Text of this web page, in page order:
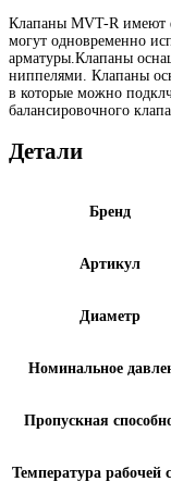
Клапаны MVT-R имеют
могут одновременно
арматуры.Клапаны
ниппелями. Клапаны
в которые можно
балансировочного
Детали
Бренд
Артикул
Диаметр
Номинальное
Пропускная
Температура рабочей